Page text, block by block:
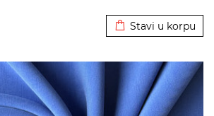
Stavi u korpu